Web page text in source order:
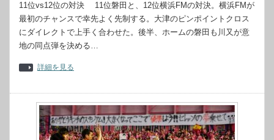
11位vs12位の対決 11位磐田と、12位横浜FMの対決。横浜FMが
最初のチャンスで幸先よく先制する。大津のピンポイントクロス
にダイレクトで上手く合わせた。後半、ホームの磐田も川又が意
地の同点弾を決める…
詳細を見る